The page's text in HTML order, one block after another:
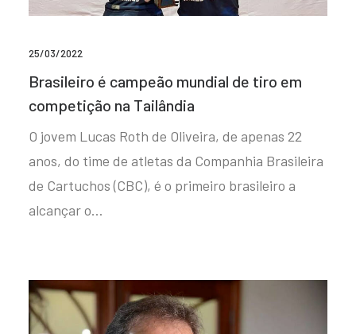
25/03/2022
Brasileiro é campeão mundial de tiro em
competição na Tailândia
O jovem Lucas Roth de Oliveira, de apenas 22
anos, do time de atletas da Companhia Brasileira
de Cartuchos (CBC), é o primeiro brasileiro a
alcançar o…